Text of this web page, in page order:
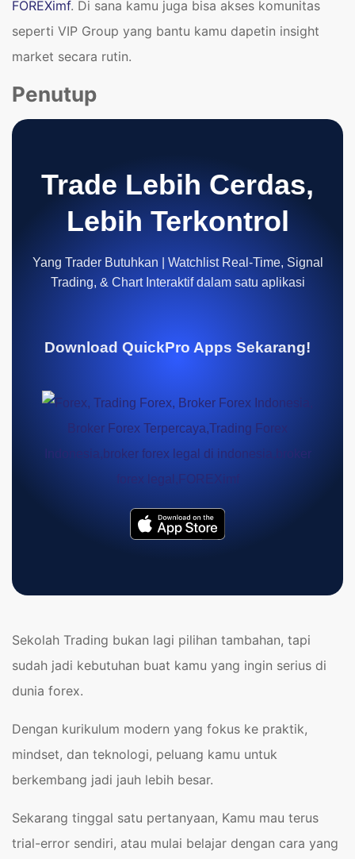
FOREXimf. Di sana kamu juga bisa akses komunitas
seperti VIP Group yang bantu kamu dapetin insight
market secara rutin.
Penutup
Trade Lebih Cerdas,
Lebih Terkontrol
Yang Trader Butuhkan | Watchlist Real-Time, Signal
Trading, & Chart Interaktif dalam satu aplikasi
Download QuickPro Apps Sekarang!
Sekolah Trading bukan lagi pilihan tambahan, tapi
sudah jadi kebutuhan buat kamu yang ingin serius di
dunia forex.
Dengan kurikulum modern yang fokus ke praktik,
mindset, dan teknologi, peluang kamu untuk
berkembang jadi jauh lebih besar.
Sekarang tinggal satu pertanyaan, Kamu mau terus
trial-error sendiri, atau mulai belajar dengan cara yang